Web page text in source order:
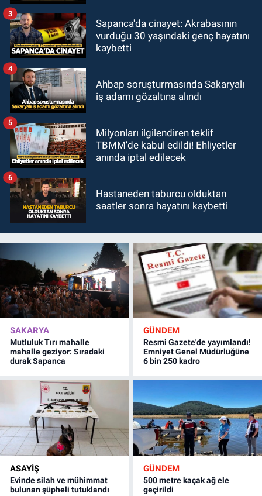
Sapanca'da cinayet: Akrabasının
vurduğu 30 yaşındaki genç hayatını
kaybetti
3
Ahbap soruşturmasında Sakaryalı
iş adamı gözaltına alındı
4
Milyonları ilgilendiren teklif
TBMM'de kabul edildi! Ehliyetler
anında iptal edilecek
5
Hastaneden taburcu olduktan
saatler sonra hayatını kaybetti
6
SAKARYA
Mutluluk Tırı mahalle
mahalle geziyor: Sıradaki
durak Sapanca
GÜNDEM
Resmi Gazete'de yayımlandı!
Emniyet Genel Müdürlüğüne
6 bin 250 kadro
ASAYİŞ
Evinde silah ve mühimmat
bulunan şüpheli tutuklandı
GÜNDEM
500 metre kaçak ağ ele
geçirildi